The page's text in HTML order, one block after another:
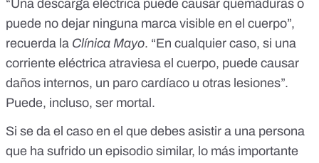
“Una descarga eléctrica puede causar quemaduras o
puede no dejar ninguna marca visible en el cuerpo”,
recuerda la Clínica Mayo. “En cualquier caso, si una
corriente eléctrica atraviesa el cuerpo, puede causar
daños internos, un paro cardíaco u otras lesiones”.
Puede, incluso, ser mortal.
Si se da el caso en el que debes asistir a una persona
que ha sufrido un episodio similar, lo más importante